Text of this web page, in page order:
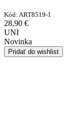
Kód: ART8519-1
28,90 €
UNI
Novinka
Pridať do wishlist